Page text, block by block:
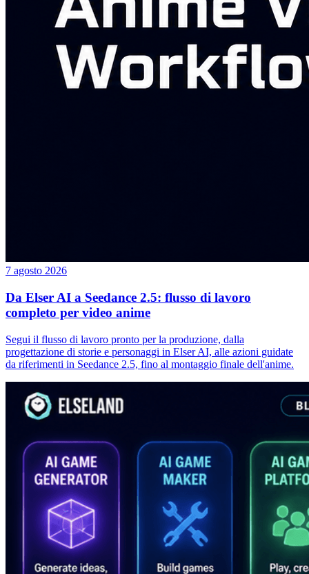
7 agosto 2026
Da Elser AI a Seedance 2.5: flusso di lavoro
completo per video anime
Segui il flusso di lavoro pronto per la produzione, dalla
progettazione di storie e personaggi in Elser AI, alle azioni guidate
da riferimenti in Seedance 2.5, fino al montaggio finale dell'anime.